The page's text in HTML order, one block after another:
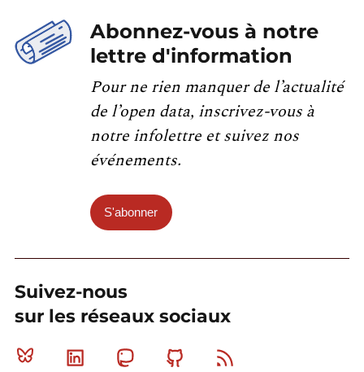
Abonnez-vous à notre
lettre d'information
Pour ne rien manquer de l’actualité
de l’open data, inscrivez-vous à
notre infolettre et suivez nos
événements.
S'abonner
Suivez-nous
sur les réseaux sociaux
Bluesky Linkedin MastodonGithub